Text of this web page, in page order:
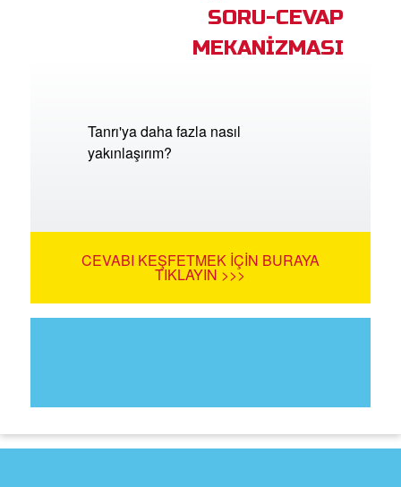
SORU-CEVAP
MEKANİZMASI
Tanrı'ya daha fazla nasıl
yakınlaşırım?
CEVABI KEŞFETMEK İÇIN BURAYA
TIKLAYIN >>>